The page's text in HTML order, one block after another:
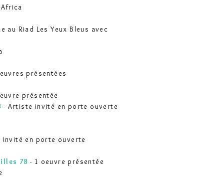
Riad Les Yeux Bleus avec
présentées
présentée
- Artiste invité en porte ouverte
en porte ouverte
78 - 1 oeuvre présentée